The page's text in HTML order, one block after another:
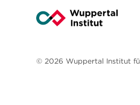
© 2026 Wuppertal Institut